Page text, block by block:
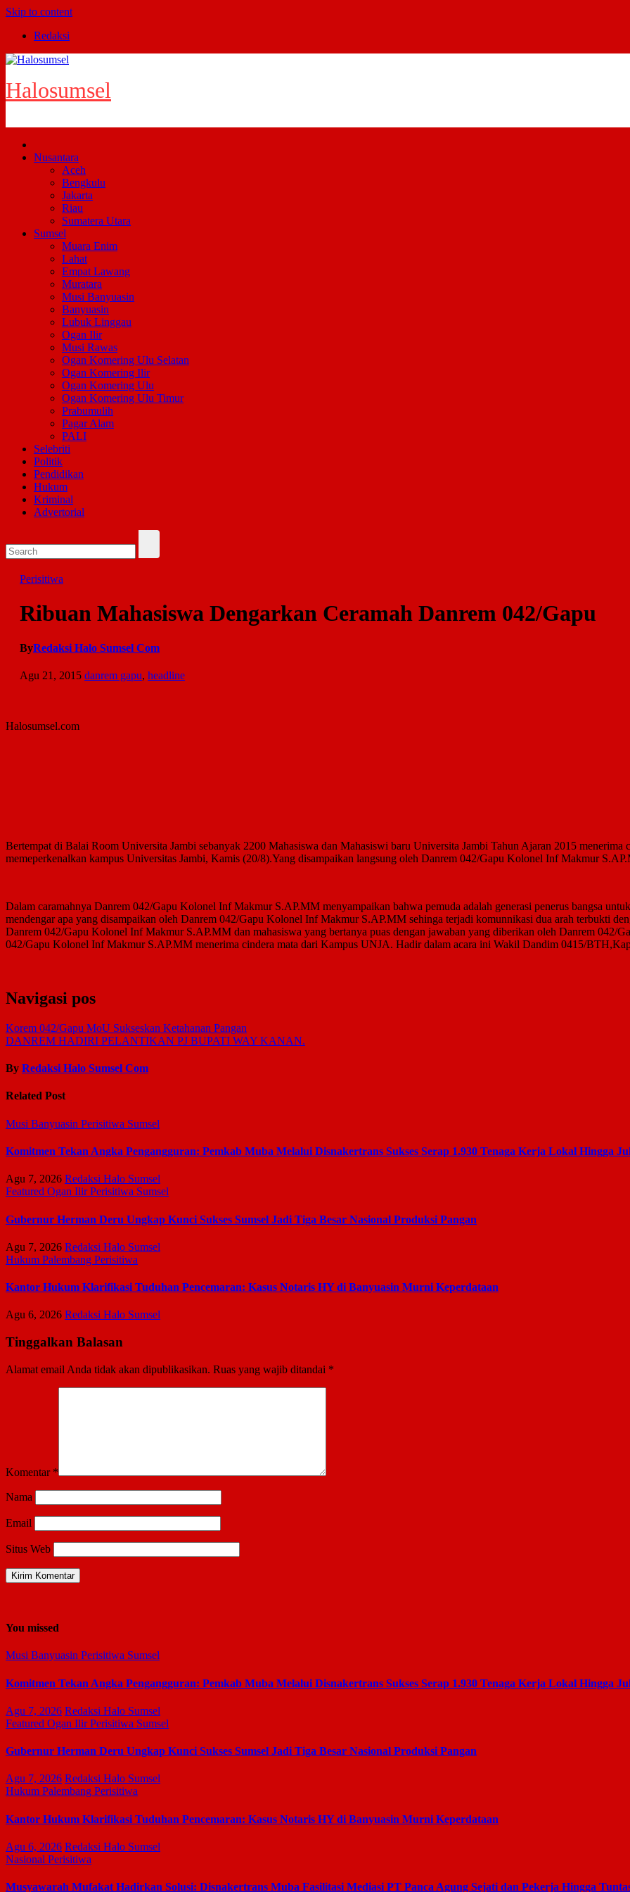
Skip to content
Redaksi
Halosumsel
Nusantara
Aceh
Bengkulu
Jakarta
Riau
Sumatera Utara
Sumsel
Muara Enim
Lahat
Empat Lawang
Muratara
Musi Banyuasin
Banyuasin
Lubuk Linggau
Ogan Ilir
Musi Rawas
Ogan Komering Ulu Selatan
Ogan Komering Ilir
Ogan Komering Ulu
Ogan Komering Ulu Timur
Prabumulih
Pagar Alam
PALI
Selebriti
Politik
Pendidikan
Hukum
Kriminal
Advertorial
Perisitiwa
Ribuan Mahasiswa Dengarkan Ceramah Danrem 042/Gapu
ByRedaksi Halo Sumsel Com
Agu 21, 2015 danrem gapu, headline
Halosumsel.com
Bertempat di Balai Room Universita Jambi sebanyak 2200 Mahasiswa dan Mahasiswi baru Universita Jambi Tahun Ajaran 2015 menerima
memeperkenalkan kampus Universitas Jambi, Kamis (20/8).Yang disampaikan langsung oleh Danrem 042/Gapu Kolonel Inf Makmur
Dalam caramahnya Danrem 042/Gapu Kolonel Inf Makmur S.AP.MM menyampaikan bahwa pemuda adalah generasi penerus bangsa
mendengar apa yang disampaikan oleh Danrem 042/Gapu Kolonel Inf Makmur S.AP.MM sehinga terjadi komunnikasi dua arah terbukti
Danrem 042/Gapu Kolonel Inf Makmur S.AP.MM dan mahasiswa yang bertanya puas dengan jawaban yang diberikan oleh Danrem 042/
042/Gapu Kolonel Inf Makmur S.AP.MM menerima cindera mata dari Kampus UNJA. Hadir dalam acara ini Wakil Dandim 0415/
Navigasi pos
Korem 042/Gapu MoU Sukseskan Ketahanan Pangan
DANREM HADIRI PELANTIKAN PJ BUPATI WAY KANAN.
By Redaksi Halo Sumsel Com
Related Post
Musi Banyuasin Perisitiwa Sumsel
Komitmen Tekan Angka Pengangguran: Pemkab Muba Melalui Disnakertrans Sukses Serap 1.930 Tenaga Kerja Lokal Hingga
Agu 7, 2026 Redaksi Halo Sumsel
Featured Ogan IlirPerisitiwa Sumsel
Gubernur Herman Deru Ungkap Kunci Sukses Sumsel Jadi Tiga Besar Nasional Produksi Pangan
Agu 7, 2026 Redaksi Halo Sumsel
Hukum Palembang Perisitiwa
Kantor Hukum Klarifikasi Tuduhan Pencemaran: Kasus Notaris HY di Banyuasin Murni Keperdataan
Agu 6, 2026 Redaksi Halo Sumsel
Tinggalkan Balasan
Alamat email Anda tidak akan dipublikasikan. Ruas yang wajib ditandai *
Komentar *
Nama
Email
Situs Web
You missed
Musi Banyuasin Perisitiwa Sumsel
Komitmen Tekan Angka Pengangguran: Pemkab Muba Melalui Disnakertrans Sukses Serap 1.930 Tenaga Kerja Lokal Hingga
Agu 7, 2026 Redaksi Halo Sumsel
Featured Ogan IlirPerisitiwa Sumsel
Gubernur Herman Deru Ungkap Kunci Sukses Sumsel Jadi Tiga Besar Nasional Produksi Pangan
Agu 7, 2026 Redaksi Halo Sumsel
Hukum Palembang Perisitiwa
Kantor Hukum Klarifikasi Tuduhan Pencemaran: Kasus Notaris HY di Banyuasin Murni Keperdataan
Agu 6, 2026 Redaksi Halo Sumsel
Nasional Perisitiwa
Musyawarah Mufakat Hadirkan Solusi: Disnakertrans Muba Fasilitasi Mediasi PT Panca Agung Sejati dan Pekerja Hingga